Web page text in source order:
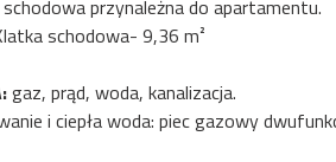
przynależna do apartamentu.
schodowa- 9,36 m²
gaz, prąd, woda, kanalizacja.
i ciepła woda: piec gazowy